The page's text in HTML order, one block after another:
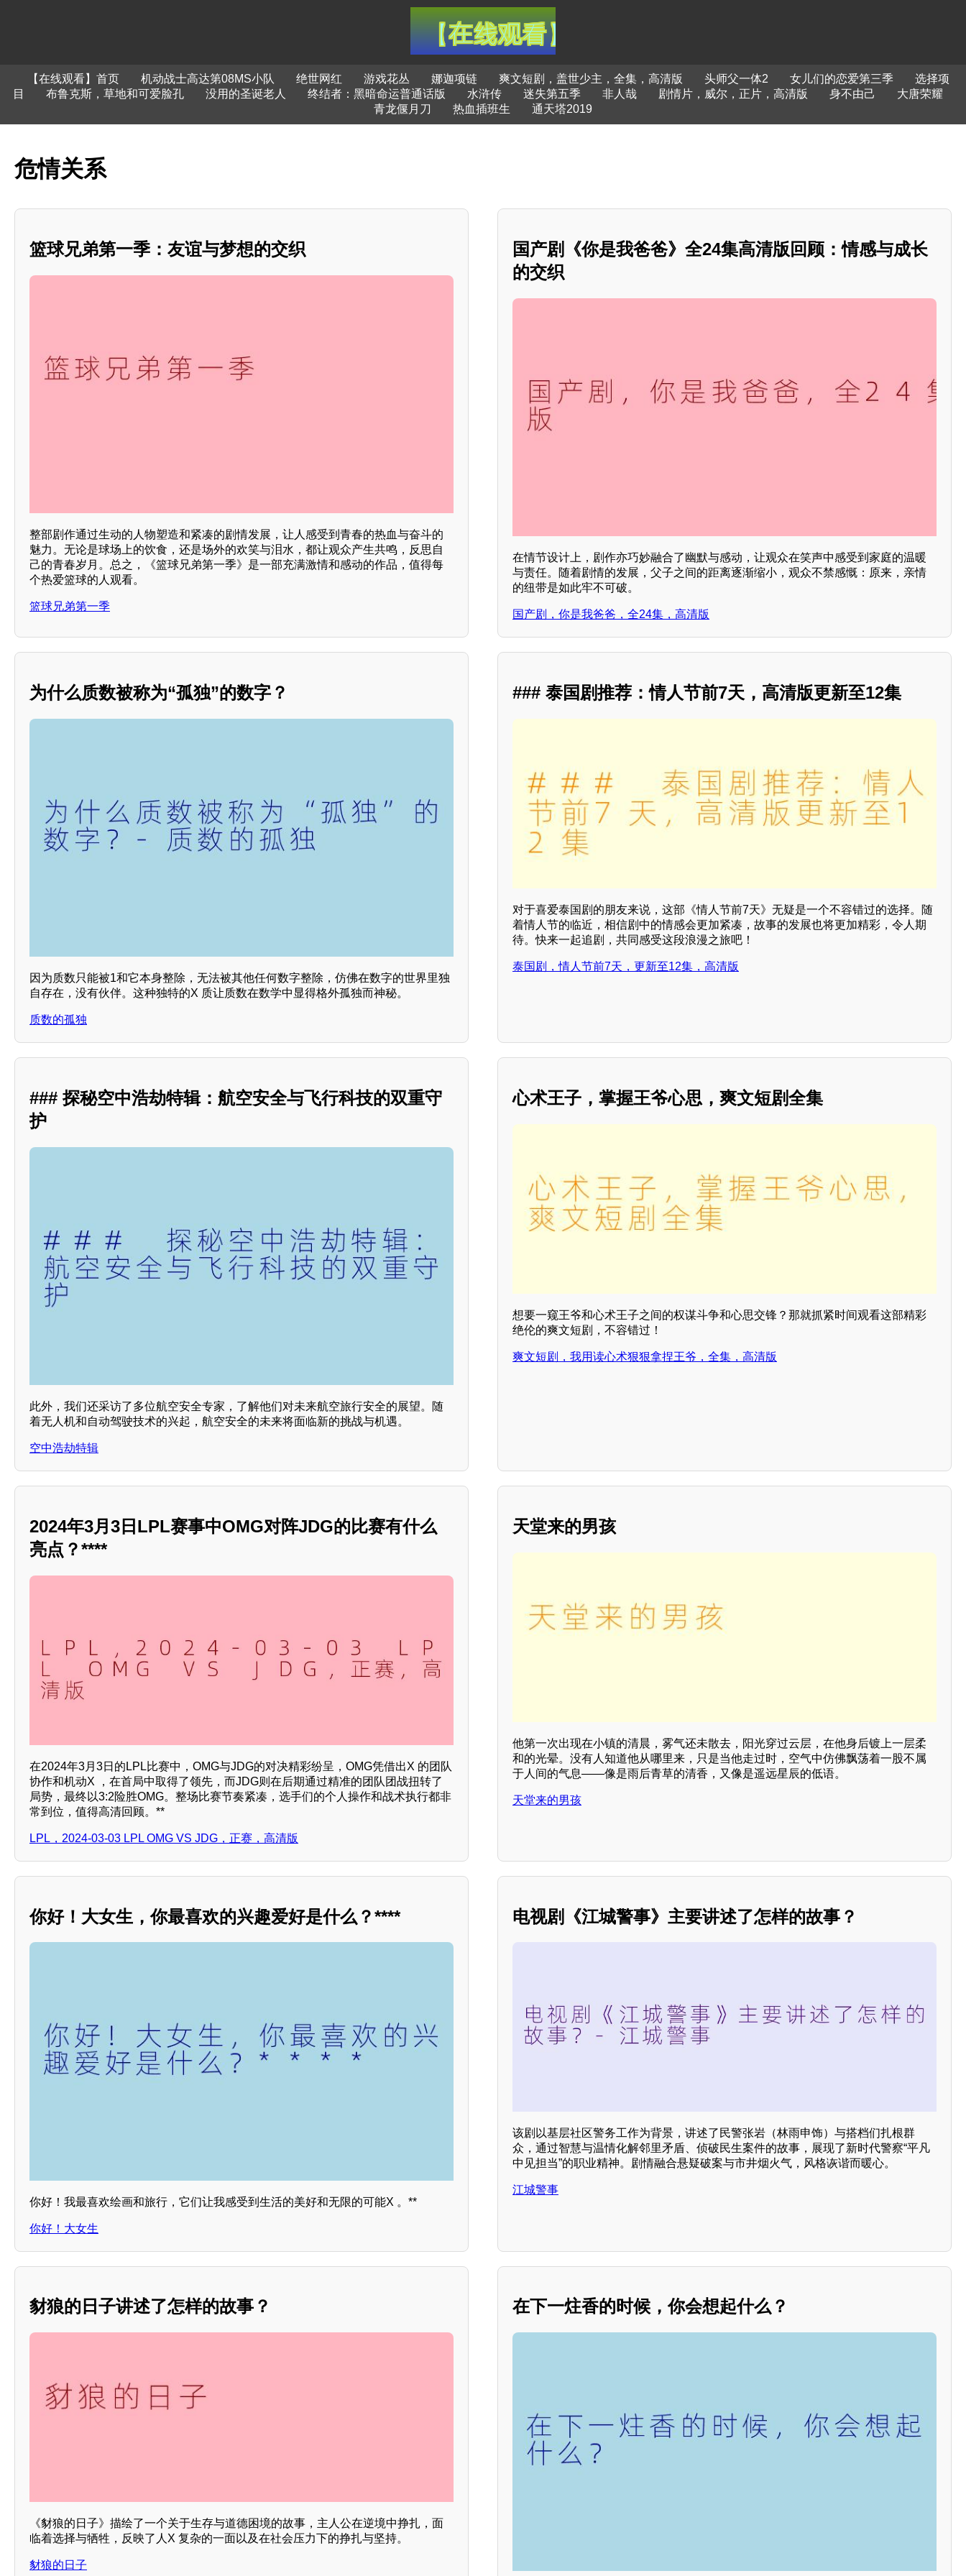
【在线观看】首页 机动战士高达第08MS小队 绝世网红 游戏花丛 娜迦项链 爽文短剧，盖世少主，全集，高清版 头师父一体2 女儿们的恋爱第三季
选择项
目
布鲁克斯，草地和可爱脸孔 没用的圣诞老人 终结者：黑暗命运普通话版 水浒传 迷失第五季 非人哉 剧情片，威尔，正片，高清版 身不由己
大唐荣耀
青龙偃月刀
热血插班生 通天塔2019
危情关系
篮球兄弟第一季：友谊与梦想的交织
整部剧作通过生动的人物塑造和紧凑的剧情发展，让人感受到青春的热血与奋斗的
魅力。无论是球场上的饮食，还是场外的欢笑与泪水，都让观众产生共鸣，反思自
己的青春岁月。总之，《篮球兄弟第一季》是一部充满激情和感动的作品，值得每
个热爱篮球的人观看。
篮球兄弟第一季
国产剧《你是我爸爸》全24集高清版回顾：情感与成长
的交织
在情节设计上，剧作亦巧妙融合了幽默与感动，让观众在笑声中感受到家庭的温暖
与责任。随着剧情的发展，父子之间的距离逐渐缩小，观众不禁感慨：原来，亲情
的纽带是如此牢不可破。
国产剧，你是我爸爸，全24集，高清版
为什么质数被称为“孤独”的数字？
因为质数只能被1和它本身整除，无法被其他任何数字整除，仿佛在数字的世界里独
自存在，没有伙伴。这种独特的X 质让质数在数学中显得格外孤独而神秘。
质数的孤独
### 泰国剧推荐：情人节前7天，高清版更新至12集
对于喜爱泰国剧的朋友来说，这部《情人节前7天》无疑是一个不容错过的选择。随
着情人节的临近，相信剧中的情感会更加紧凑，故事的发展也将更加精彩，令人期
待。快来一起追剧，共同感受这段浪漫之旅吧！
泰国剧，情人节前7天，更新至12集，高清版
### 探秘空中浩劫特辑：航空安全与飞行科技的双重守
护
此外，我们还采访了多位航空安全专家，了解他们对未来航空旅行安全的展望。随
着无人机和自动驾驶技术的兴起，航空安全的未来将面临新的挑战与机遇。
空中浩劫特辑
心术王子，掌握王爷心思，爽文短剧全集
想要一窥王爷和心术王子之间的权谋斗争和心思交锋？那就抓紧时间观看这部精彩
绝伦的爽文短剧，不容错过！
爽文短剧，我用读心术狠狠拿捏王爷，全集，高清版
2024年3月3日LPL赛事中OMG对阵JDG的比赛有什么
亮点？****
在2024年3月3日的LPL比赛中，OMG与JDG的对决精彩纷呈，OMG凭借出X 的团队
协作和机动X ，在首局中取得了领先，而JDG则在后期通过精准的团队团战扭转了
局势，最终以3:2险胜OMG。整场比赛节奏紧凑，选手们的个人操作和战术执行都非
常到位，值得高清回顾。**
LPL，2024-03-03 LPL OMG VS JDG，正赛，高清版
天堂来的男孩
他第一次出现在小镇的清晨，雾气还未散去，阳光穿过云层，在他身后镀上一层柔
和的光晕。没有人知道他从哪里来，只是当他走过时，空气中仿佛飘荡着一股不属
于人间的气息——像是雨后青草的清香，又像是遥远星辰的低语。
天堂来的男孩
你好！大女生，你最喜欢的兴趣爱好是什么？****
你好！我最喜欢绘画和旅行，它们让我感受到生活的美好和无限的可能X 。**
你好！大女生
电视剧《江城警事》主要讲述了怎样的故事？
该剧以基层社区警务工作为背景，讲述了民警张岩（林雨申饰）与搭档们扎根群
众，通过智慧与温情化解邻里矛盾、侦破民生案件的故事，展现了新时代警察“平凡
中见担当”的职业精神。剧情融合悬疑破案与市井烟火气，风格诙谐而暖心。
江城警事
豺狼的日子讲述了怎样的故事？
《豺狼的日子》描绘了一个关于生存与道德困境的故事，主人公在逆境中挣扎，面
临着选择与牺牲，反映了人X 复杂的一面以及在社会压力下的挣扎与坚持。
豺狼的日子
在下一炷香的时候，你会想起什么？